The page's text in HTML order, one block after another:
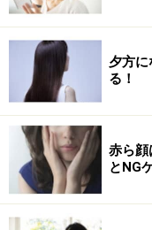
夕方
る！
赤ら顔
とNG